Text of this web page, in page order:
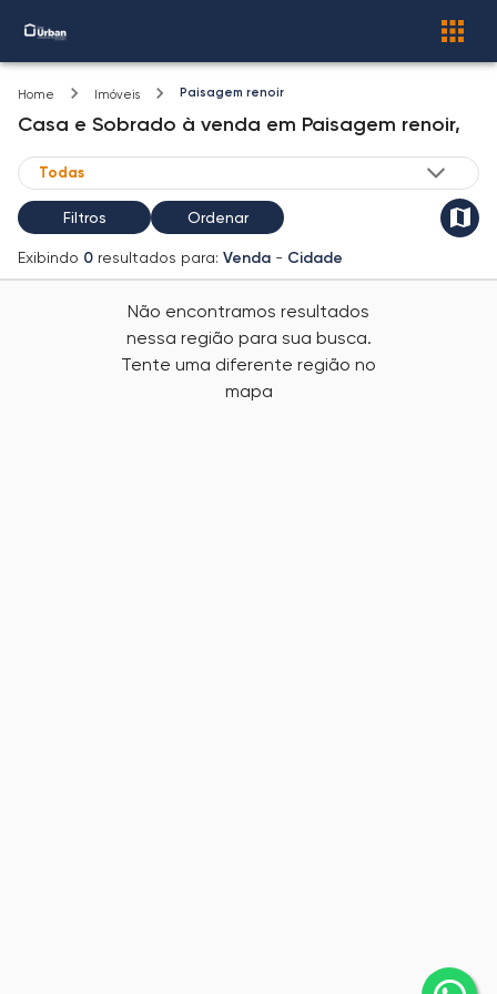
Home Imóveis Paisagem renoir
Casa e Sobrado à venda em Paisagem renoir,
Filtros Ordenar
Exibindo 0 resultados para: Venda - Cidade
Não encontramos resultados
nessa região para sua busca.
Tente uma diferente região no
mapa